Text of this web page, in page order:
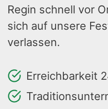
Regin schnell vor
sich auf unsere
verlassen.
Erreichbarkeit